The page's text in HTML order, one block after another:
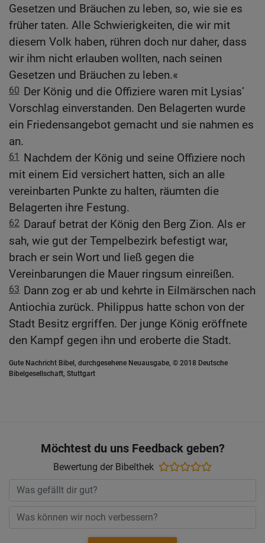
Gesetzen und Bräuchen zu leben, so, wie sie es
früher taten. Alle Schwierigkeiten, die wir mit
diesem Volk haben, rühren doch nur daher, dass
wir ihm nicht erlauben wollten, nach seinen
Gesetzen und Bräuchen zu leben.«
60 Der König und die Offiziere waren mit Lysias’
Vorschlag einverstanden. Den Belagerten wurde
ein Friedensangebot gemacht und sie nahmen es
an.
61 Nachdem der König und seine Offiziere noch
mit einem Eid versichert hatten, sich an alle
vereinbarten Punkte zu halten, räumten die
Belagerten ihre Festung.
62 Darauf betrat der König den Berg Zion. Als er
sah, wie gut der Tempelbezirk befestigt war,
brach er sein Wort und ließ gegen die
Vereinbarungen die Mauer ringsum einreißen.
63 Dann zog er ab und kehrte in Eilmärschen nach
Antiochia zurück. Philippus hatte schon von der
Stadt Besitz ergriffen. Der junge König eröffnete
den Kampf gegen ihn und eroberte die Stadt.
Gute Nachricht Bibel, durchgesehene Neuausgabe, © 2018 Deutsche
Bibelgesellschaft, Stuttgart
Möchtest du uns Feedback geben?
Bewertung der Bibelthek